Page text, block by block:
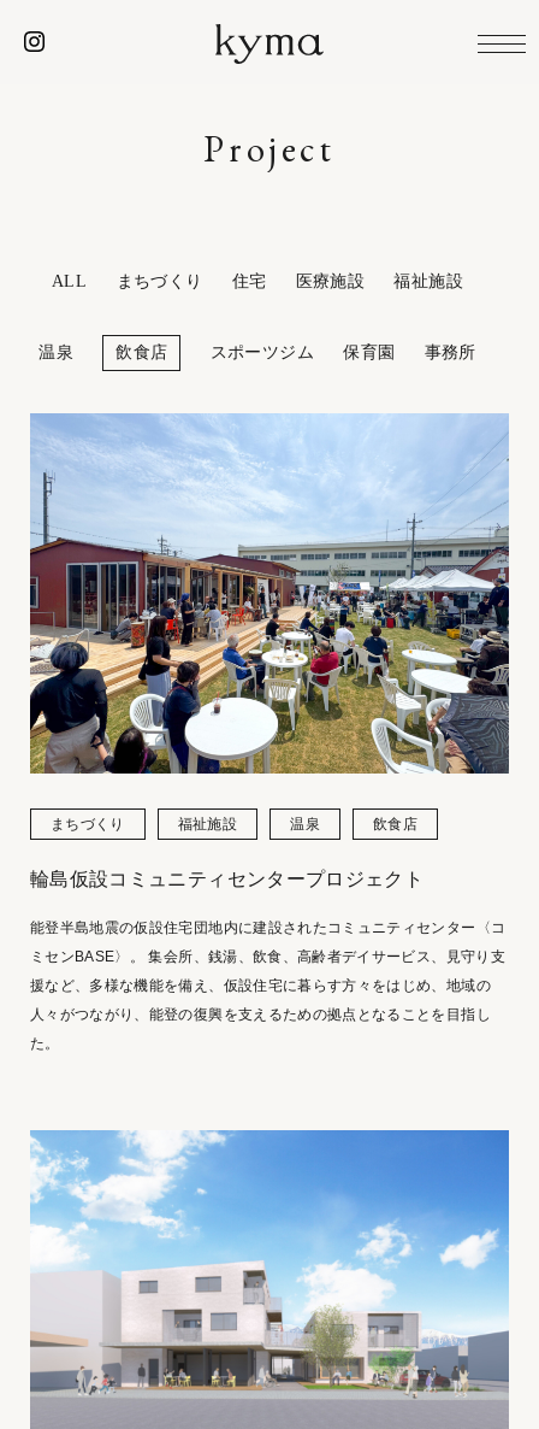
Project
ALL まちづくり 住宅 医療施設 福祉施設
温泉 飲食店 スポーツジム 保育園 事務所
まちづくり 福祉施設 温泉 飲食店
輪島仮設コミュニティセンタープロジェクト
能登半島地震の仮設住宅団地内に建設されたコミュニティセンター〈コ
ミセンBASE〉。 集会所、銭湯、飲食、高齢者デイサービス、見守り支
援など、多様な機能を備え、仮設住宅に暮らす方々をはじめ、地域の
人々がつながり、能登の復興を支えるための拠点となることを目指し
た。